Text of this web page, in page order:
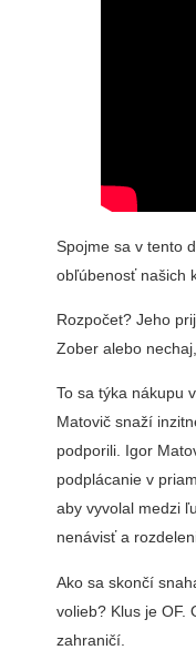
Spojme sa v tento
obľúbenosť našich
Rozpočet? Jeho
Zober alebo
To sa týka nákupu
Matovič snaží
podporili. Igor
podplácanie v
aby vyvolal medzi
nenávisť a
Ako sa skončí
volieb? Klus je OF.
zahraničí.